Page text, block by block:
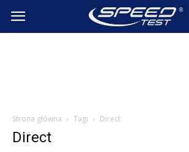
SpeedTest.pl
Strona główna Tagi Direct
Direct